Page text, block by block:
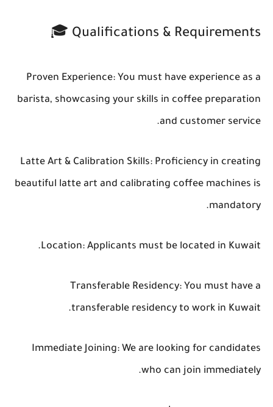
Qualifications & Requirements 🎓
Proven Experience: You must have experience as a
barista, showcasing your skills in coffee preparation
and customer service.
Latte Art & Calibration Skills: Proficiency in creating
beautiful latte art and calibrating coffee machines is
mandatory.
Location: Applicants must be located in Kuwait.
Transferable Residency: You must have a
transferable residency to work in Kuwait.
Immediate Joining: We are looking for candidates
who can join immediately.